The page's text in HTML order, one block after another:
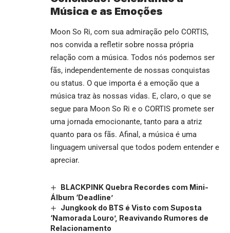
Música e as Emoções
Moon So Ri, com sua admiração pelo CORTIS,
nos convida a refletir sobre nossa própria
relação com a música. Todos nós podemos ser
fãs, independentemente de nossas conquistas
ou status. O que importa é a emoção que a
música traz às nossas vidas. E, claro, o que se
segue para Moon So Ri e o CORTIS promete ser
uma jornada emocionante, tanto para a atriz
quanto para os fãs. Afinal, a música é uma
linguagem universal que todos podem entender e
apreciar.
BLACKPINK Quebra Recordes com Mini-
Álbum ‘Deadline’
Jungkook do BTS é Visto com Suposta
‘Namorada Louro’, Reavivando Rumores de
Relacionamento